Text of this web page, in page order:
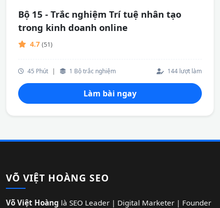
Bộ 15 - Trắc nghiệm Trí tuệ nhân tạo
trong kinh doanh online
4.7 (51)
45 Phút | 1 Bộ trắc nghiệm 144 lượt làm
Làm bài ngay
VÕ VIỆT HOÀNG SEO
Võ Việt Hoàng là SEO Leader | Digital Marketer | Founder